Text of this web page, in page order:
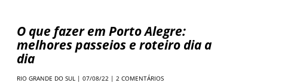
O que fazer em Porto Alegre:
melhores passeios e roteiro dia a
dia
RIO GRANDE DO SUL | 07/08/22 | 2 COMENTÁRIOS